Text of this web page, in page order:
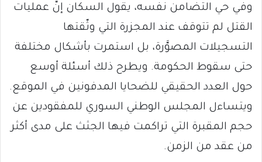
وفي حي التضامن نفسه، يقول السكان إنَّ عمليات
القتل لم تتوقف عند المجزرة التي وثّقتها
التسجيلات المصوَّرة، بل استمرت بأشكال مختلفة
حتى سقوط الحكومة. ويطرح ذلك أسئلة أوسع
حول العدد الحقيقي للضحايا المدفونين في الموقع.
ويتساءل المجلس الوطني السوري للمفقودين عن
حجم المقبرة التي تراكمت فيها الجثث على مدى أكثر
من عقد من الزمن.